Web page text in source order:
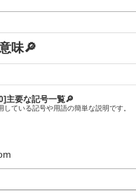
味🔎
主要な記号一覧🔎
している記号や用語の簡単な説明です。